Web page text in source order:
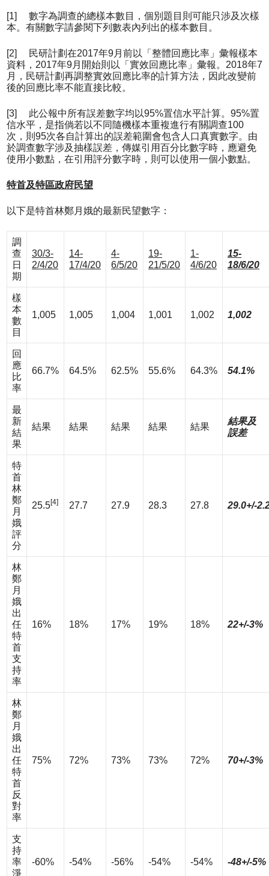
[1] 數字為調查的總樣本數目，個別題目則可能只涉及次樣
本。有關數字請參閱下列數表內列出的樣本數目。
[2] 民研計劃在2017年9月前以「整體回應比率」彙報樣本
資料，2017年9月開始則以「實效回應比率」彙報。2018年7
月，民研計劃再調整實效回應比率的計算方法，因此改變前
後的回應比率不能直接比較。
[3] 此公報中所有誤差數字均以95%置信水平計算。95%置
信水平，是指倘若以不同隨機樣本重複進行有關調查100
次，則95次各自計算出的誤差範圍會包含人口真實數字。由
於調查數字涉及抽樣誤差，傳媒引用百分比數字時，應避免
使用小數點，在引用評分數字時，則可以使用一個小數點。
特首及特區政府民望
以下是特首林鄭月娥的最新民望數字：
調
查
日
期
30/3-
2/4/20
14-
17/4/20
4-
6/5/20
19-
21/5/20
1-
4/6/20
15-
18/6/20
樣
本
數
目
1,005 1,005 1,004 1,001 1,002 1,002
回
應
比
率
66.7% 64.5% 62.5% 55.6% 64.3% 54.1%
最
新
結
果
結果 結果 結果 結果 結果
結果及
誤差
特
首
林
鄭
月
娥
評
分
25.5[4] 27.7 27.9 28.3 27.8 29.0+/-
林
鄭
月
娥
出
任
特
首
支
持
率
16% 18% 17% 19% 18% 22+/-3%
林
鄭
月
娥
出
任
特
首
反
對
率
75% 72% 73% 73% 72% 70+/-3%
支
持
率
淨
-60% -54% -56% -54% -54% -48+/-5%